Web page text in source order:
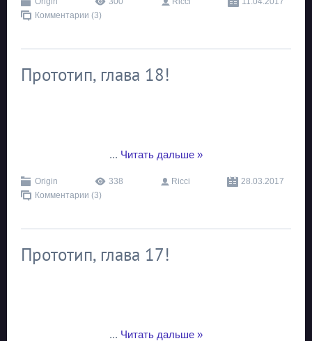
Комментарии (3)
Прототип, глава 18!
... Читать дальше »
Origin 338 Ricci
28.03.2017
Комментарии (3)
Прототип, глава 17!
... Читать дальше »